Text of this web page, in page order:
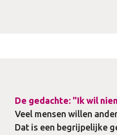
De gedachte: "Ik wil
Veel mensen willen
Dat is een begrijpelijke